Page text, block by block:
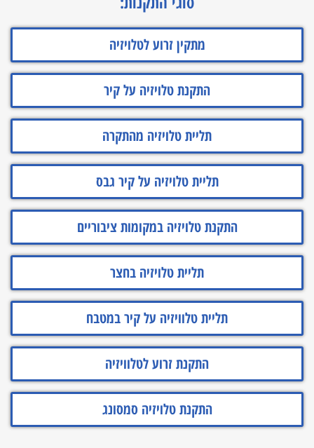
מתקין זרוע לטלויזיה
התקנת טלויזיה על קיר
תליית טלויזיה מהתקרה
תליית טלויזיה על קיר גבס
התקנת טלויזיה במקומות ציבוריים
תליית טלויזיה בחצר
תליית טלוויזיה על קיר במטבח
התקנת זרוע לטלוויזיה
התקנת טלויזיה סמסונג